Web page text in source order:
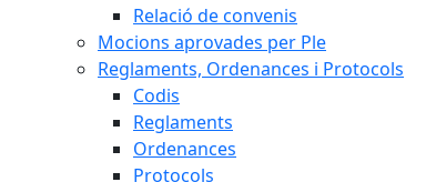
Relació de convenis
Mocions aprovades per Ple
Reglaments, Ordenances i Protocols
Codis
Reglaments
Ordenances
Protocols